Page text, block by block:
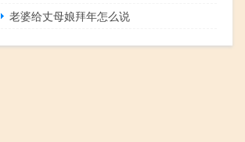
老婆给丈母娘拜年怎么说